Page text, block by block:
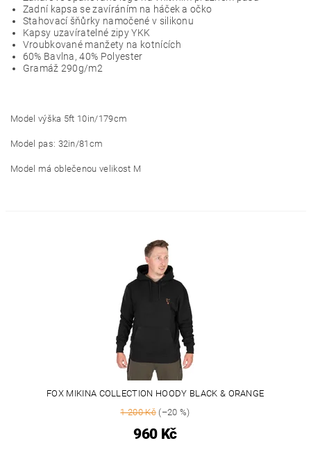
Zadní kapsa se zavíráním na háček a očko
Stahovací šňůrky namočené v silikonu
Kapsy uzavíratelné zipy YKK
Vroubkované manžety na kotnících
60% Bavlna, 40% Polyester
Gramáž 290g/m2
Model výška 5ft 10in/179cm
Model pas: 32in/81cm
Model má oblečenou velikost M
FOX MIKINA COLLECTION HOODY BLACK & ORANGE
1 200 Kč (–20 %)
960 Kč